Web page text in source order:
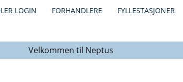
LOGIN FORHANDLERE FYLLESTASJONER
Velkommen til Neptus